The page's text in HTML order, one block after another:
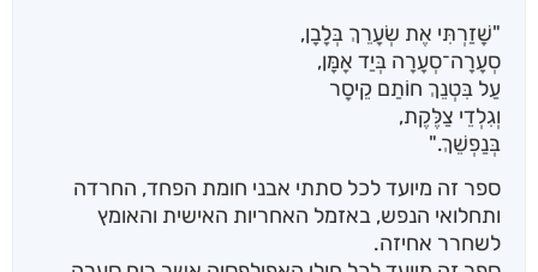
"שָׁזַרְתִּי אֶת שְׂעָרֵךְ בְּלָבָן,
סְעָרָה־סְעָרָה בְּיַד אָמָּן,
עַל בִּטְנֵךְ חוֹתַם קֵיסָר
וְגִלְדֵי צַלֶּקֶת,
בְּנַפְשֵׁךְ."
ספר זה מיועד לכל סתתי אבני חומת הפחד, החרדה
ותחלואי הנפש, באזמל האחריות האישית והאומץ
לשחרר אחיזה.